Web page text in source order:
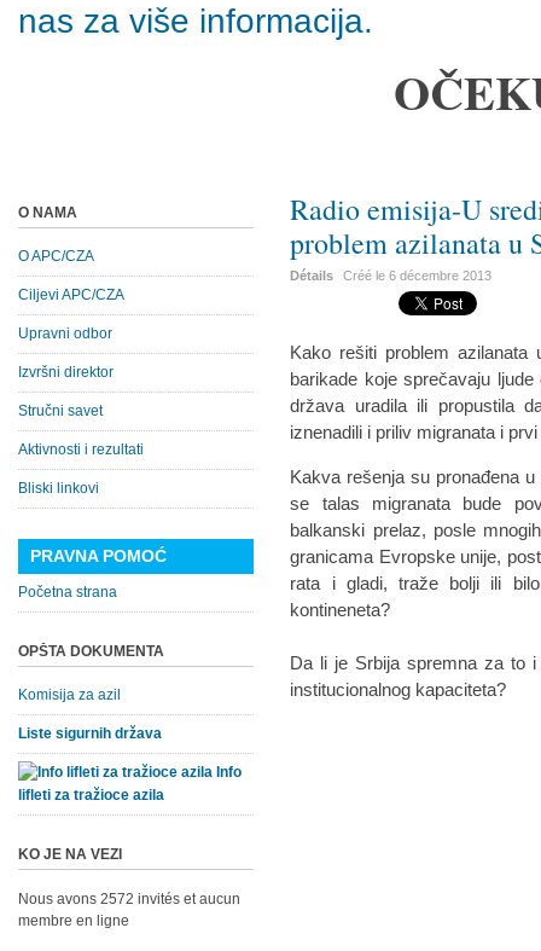
nas za više informacija.
Radio emisija-U
problem azilanata u
Détails Créé le6 décembre 2013
Kako rešiti problem
barikade koje sprečavaju
država uradila ili propustila
iznenadili i priliv migranata i
Kakva rešenja su pronađena
se talas migranata bude
balkanski prelaz, posle
granicama Evropske unije,
rata i gladi, traže bolji ili
kontineneta?
Da li je Srbija spremna za to
institucionalnog kapaciteta?
O NAMA
O APC/CZA
Ciljevi APC/CZA
Upravni odbor
Izvršni direktor
Stručni savet
Aktivnosti i rezultati
Bliski linkovi
PRAVNA POMOĆ
Početna strana
OPŠTA DOKUMENTA
Komisija za azil
Liste sigurnih država
Info
lifleti za tražioce azila
KO JE NA VEZI
Nous avons 2572 invités et aucun
membre en ligne